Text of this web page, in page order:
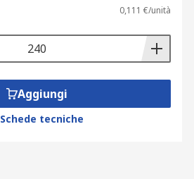
0,111 €/unità
Aggiungi
Schede tecniche